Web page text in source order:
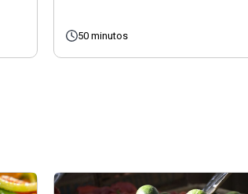
50 minutos